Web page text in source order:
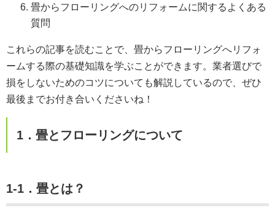
畳からフローリングへのリフォームに関するよくある
質問
これらの記事を読むことで、畳からフローリングへリフォ
ームする際の基礎知識を学ぶことができます。業者選びで
損をしないためのコツについても解説しているので、ぜひ
最後までお付き合いくださいね！
1．畳とフローリングについて
1-1．畳とは？